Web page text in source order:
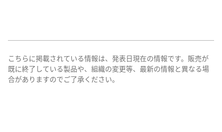
こちらに掲載されている情報は、発表日現在の情報です。販売が
既に終了している製品や、組織の変更等、最新の情報と異なる場
合がありますのでご了承ください。